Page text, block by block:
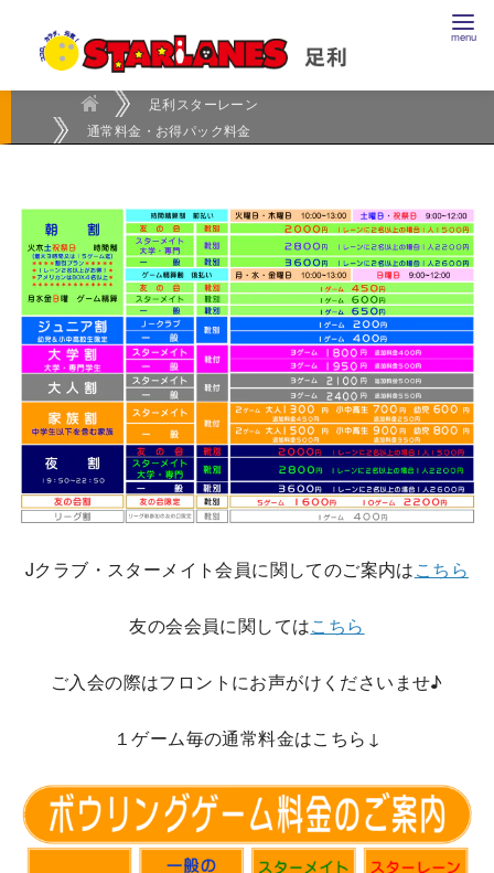
足利スターレーン
通常料金・お得パック料金
Jクラブ・スターメイト会員に関してのご案内はこちら
友の会会員に関してはこちら
ご入会の際はフロントにお声がけくださいませ♪
１ゲーム毎の通常料金はこちら↓